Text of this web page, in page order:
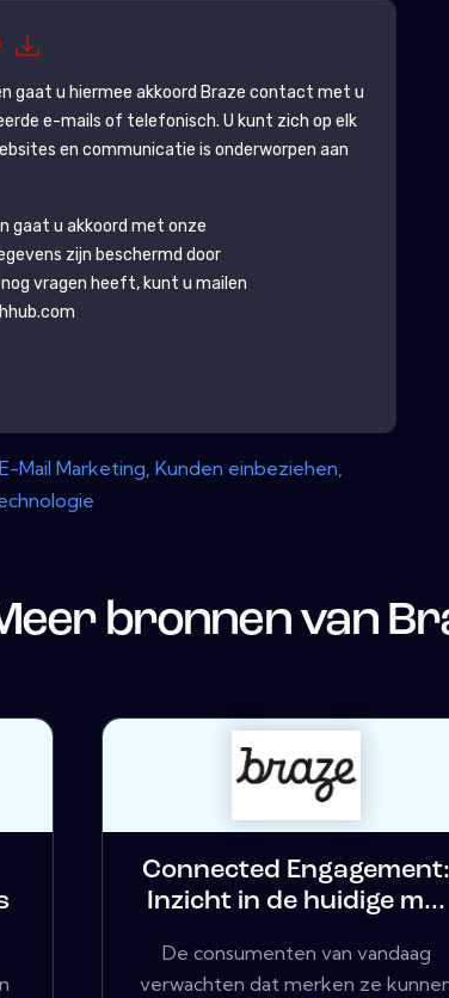
gaat u hiermee akkoord Braze contact met u
e-mails of telefonisch. U kunt zich op elk
en communicatie is onderworpen aan
gaat u akkoord met onze
zijn beschermd door
nog vragen heeft, kunt u mailen
E-Mail Marketing,Kunden einbeziehen,
bronnen van
Connected Engagement:
Inzicht in de huidige m...
De consumenten van vandaag
verwachten dat merken ze